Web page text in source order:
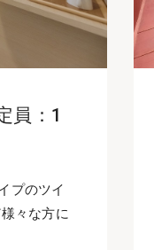
員：1
プのツイ
々な方に